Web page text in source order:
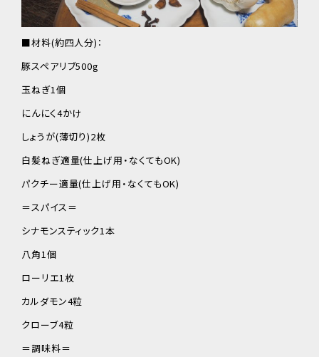
■材料(約四人分)：
豚スペアリブ500g
玉ねぎ1個
にんにく4かけ
しょうが(薄切り)2枚
白髪ねぎ適量(仕上げ用・なくてもOK)
パクチー適量(仕上げ用・なくてもOK)
＝スパイス＝
シナモンスティック1本
八角1個
ローリエ1枚
カルダモン4粒
クローブ4粒
＝調味料＝